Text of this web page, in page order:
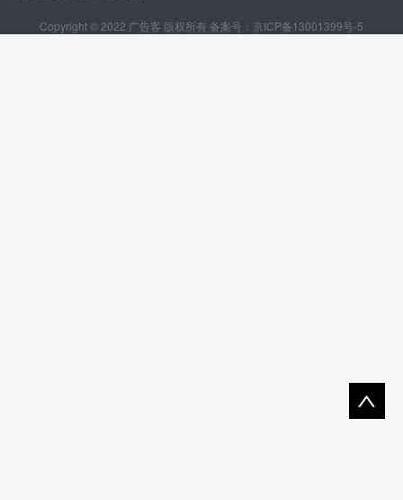
Copyright © 2022 广告客 版权所有 备案号： 京ICP备13001399号-5